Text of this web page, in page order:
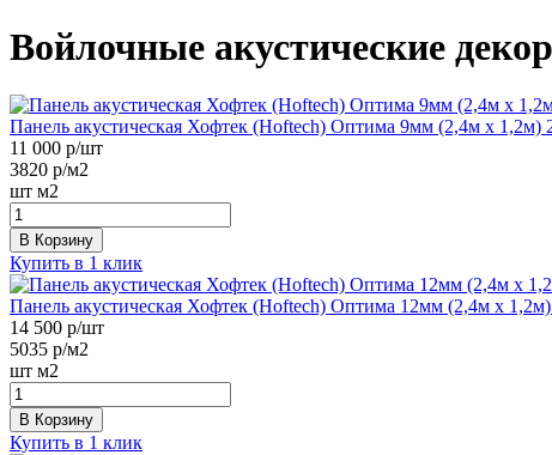
Войлочные акустические
Панель акустическая Хофтек (Hoftech) Оптима 9мм (2,4м х 1,2м)
11 000 р/шт
3820 р/м2
шт м2
В Корзину
Купить в 1 клик
Панель акустическая Хофтек (Hoftech) Оптима 12мм (2,4м х
14 500 р/шт
5035 р/м2
шт м2
В Корзину
Купить в 1 клик